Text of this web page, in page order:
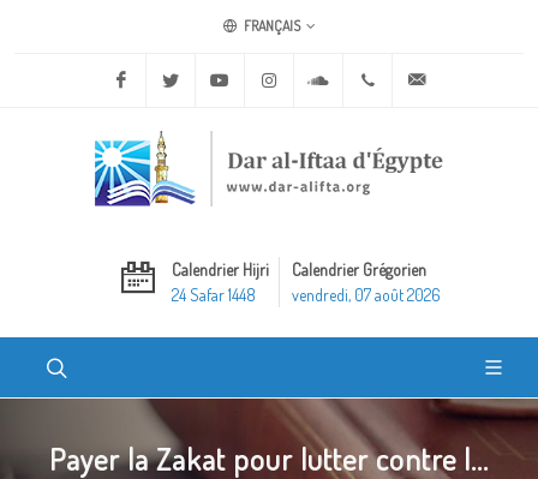
FRANÇAIS
Facebook Twitter Youtube Instagram Soundcloud+20 2 25970400
Calendrier Hijri
24 Safar 1448
Calendrier Grégorien
vendredi, 07 août 2026
Payer la Zakat pour lutter contre l...